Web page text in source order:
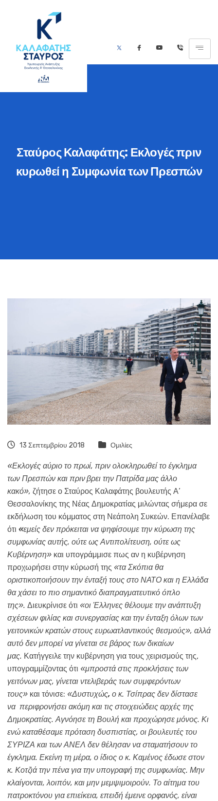
Σταύρος Καλαφάτης: Εκλογές πριν
κυρωθεί η Συμφωνία των Πρεσπών
13 Σεπτεμβρίου 2018 Ομιλίες
«Εκλογές αύριο το πρωί, πριν ολοκληρωθεί το έγκλημα
των Πρεσπών και πρινβρει την Πατρίδα μας άλλο
κακό», ζήτησε ο Σταύρος Καλαφάτης βουλευτής Α’
Θεσσαλονίκης της Νέας Δημοκρατίας μιλώντας σήμερα σε
εκδήλωση του κόμματος στη Νεάπολη Συκεών. Επανέλαβε
ότι «εμείς δεν πρόκειται να ψηφίσουμε την κύρωση της
συμφωνίας αυτής, ούτε ως Αντιπολίτευση, ούτε ως
Κυβέρνηση» και υπογράμμισε πως αν η κυβέρνηση
προχωρήσει στην κύρωσή της «τα Σκόπια θα
οριστικοποιήσουν την ένταξή τους στο ΝΑΤΟ και η Ελλάδα
θα χάσει το πιο σημαντικό διαπραγματευτικό όπλο
της». Διευκρίνισε ότι «οι Έλληνες θέλουμε την ανάπτυξη
σχέσεων φιλίας και συνεργασίας καιτην ένταξη όλων των
γειτονικών κρατών στους ευρωατλαντικούς θεσμούς», αλλά
αυτό δεν μπορεί να γίνεται σε βάρος των δικαίων
μας. Κατήγγειλε την κυβέρνηση για τους χειρισμούς της,
υπογραμμίζοντας ότι «μπροστά στις προκλήσεις των
γειτόνων μας, γίνεται ντελιβεράς των συμφερόντων
τους» και τόνισε: «Δυστυχώς, ο κ. Τσίπρας δεν δίστασε
να περιφρονήσει ακόμη και τις στοιχειώδεις αρχές της
Δημοκρατίας. Αγνόησε τη Βουλή και προχώρησε μόνος. Κι
ενώ καταθέσαμε πρόταση δυσπιστίας, οι βουλευτές του
ΣΥΡΙΖΑ και των ΑΝΕΛ δεν θέλησαν να σταματήσουν το
έγκλημα. Εκείνη τη μέρα, ο ίδιος ο κ. Καμένος έδωσε στον
κ. Κοτζιά την πένα για την υπογραφή της συμφωνίας. Μην
κλαίγονται, λοιπόν, και μην μεμψιμοιρούν. Το αίτημα του
πατροκτόνου για επιείκεια, επειδή έμεινε ορφανός, είναι